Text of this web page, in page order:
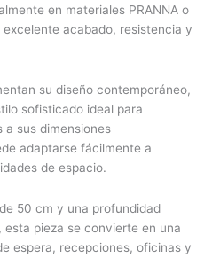
en materiales PRANNA o
excelente acabado, resistencia y
su diseño contemporáneo,
sofisticado ideal para
a sus dimensiones
adaptarse fácilmente a
de espacio.
50 cm y una profundidad
pieza se convierte en una
espera, recepciones, oficinas y